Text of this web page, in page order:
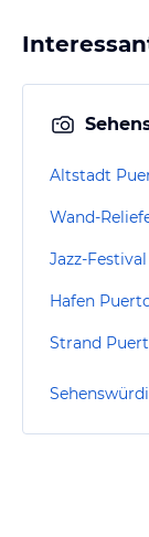
Altstadt
Jazz-Festival
Hafen
Strand